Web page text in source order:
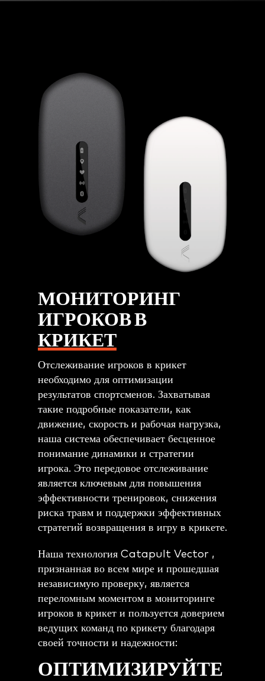
МОНИТОРИНГ
ИГРОКОВ В
КРИКЕТ
Отслеживание игроков в крикет
необходимо для оптимизации
результатов спортсменов. Захватывая
такие подробные показатели, как
движение, скорость и рабочая нагрузка,
наша система обеспечивает бесценное
понимание динамики и стратегии
игрока. Это передовое отслеживание
является ключевым для повышения
эффективности тренировок, снижения
риска травм и поддержки эффективных
стратегий возвращения в игру в крикете.
Наша технология Catapult Vector ,
признанная во всем мире и прошедшая
независимую проверку, является
переломным моментом в мониторинге
игроков в крикет и пользуется доверием
ведущих команд по крикету благодаря
своей точности и надежности:
ОПТИМИЗИРУЙТЕ